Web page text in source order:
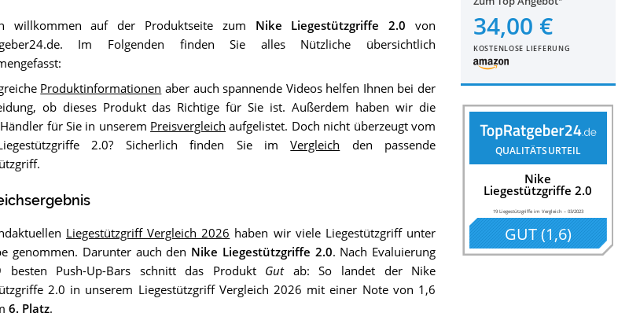
34,00 €
KOSTENLOSE LIEFERUNG
QUALITÄTSURTEIL
Nike
Liegestützgriffe 2.0
19 Liegestützgriffe im Vergleich– 03/2023
GUT(1,6)
willkommen auf der Produktseite zum Nike Liegestützgriffe 2.0 von
Im Folgenden finden Sie alles Nützliche übersichtlich
Produktinformationen aber auch spannende Videos helfen Ihnen bei der
ob dieses Produkt das Richtige für Sie ist. Außerdem haben wir die
für Sie in unserem Preisvergleich aufgelistet. Doch nicht überzeugt vom
2.0? Sicherlich finden Sie imVergleich den passende
Liegestützgriff Vergleich 2026 haben wir viele Liegestützgriff unter
genommen. Darunter auch den Nike Liegestützgriffe 2.0. Nach Evaluierung
besten Push-Up-Bars schnitt das Produkt Gutab: So landet der Nike
2.0 in unserem Liegestützgriff Vergleich 2026 mit einer Note von 1,6
6. Platz.